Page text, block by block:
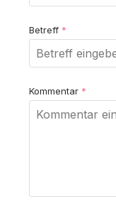
Betreff *
Kommentar *